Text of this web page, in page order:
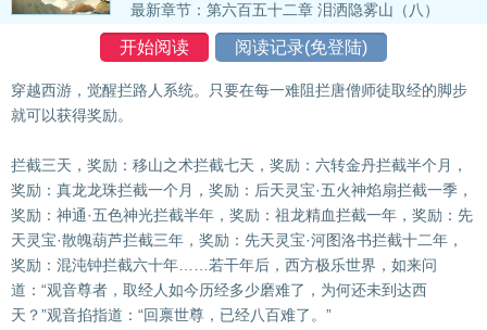
最新章节： 第六百五十二章 泪洒隐雾山（八）
开始阅读 阅读记录(免登陆)
穿越西游，觉醒拦路人系统。只要在每一难阻拦唐僧师徒取经的脚步
就可以获得奖励。
拦截三天，奖励：移山之术拦截七天，奖励：六转金丹拦截半个月，
奖励：真龙龙珠拦截一个月，奖励：后天灵宝·五火神焰扇拦截一季，
奖励：神通·五色神光拦截半年，奖励：祖龙精血拦截一年，奖励：先
天灵宝·散魄葫芦拦截三年，奖励：先天灵宝·河图洛书拦截十二年，
奖励：混沌钟拦截六十年……若干年后，西方极乐世界，如来问
道：“观音尊者，取经人如今历经多少磨难了，为何还未到达西
天？”观音掐指道：“回禀世尊，已经八百难了。”